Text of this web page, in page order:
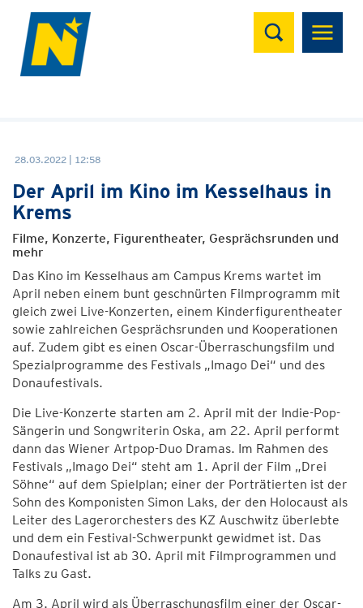
Suchen
28.03.2022 | 12:58
Der April im Kino im Kesselhaus in
Krems
Filme, Konzerte, Figurentheater, Gesprächsrunden und
mehr
Das Kino im Kesselhaus am Campus Krems wartet im
April neben einem bunt geschnürten Filmprogramm mit
gleich zwei Live-Konzerten, einem Kinderfigurentheater
sowie zahlreichen Gesprächsrunden und Kooperationen
auf. Zudem gibt es einen Oscar-Überraschungsfilm und
Spezialprogramme des Festivals „Imago Dei“ und des
Donaufestivals.
Die Live-Konzerte starten am 2. April mit der Indie-Pop-
Sängerin und Songwriterin Oska, am 22. April performt
dann das Wiener Artpop-Duo Dramas. Im Rahmen des
Festivals „Imago Dei“ steht am 1. April der Film „Drei
Söhne“ auf dem Spielplan; einer der Porträtierten ist der
Sohn des Komponisten Simon Laks, der den Holocaust als
Leiter des Lagerorchesters des KZ Auschwitz überlebte
und dem ein Festival-Schwerpunkt gewidmet ist. Das
Donaufestival ist ab 30. April mit Filmprogrammen und
Talks zu Gast.
Am 3. April wird als Überraschungsfilm einer der Oscar-